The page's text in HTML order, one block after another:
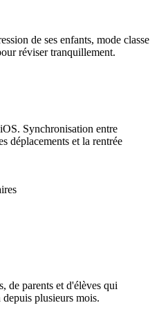
de ses enfants, mode classe
réviser tranquillement.
Synchronisation entre
déplacements et la rentrée
de parents et d'élèves qui
plusieurs mois.